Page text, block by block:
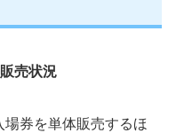
売状況
券を単体販売するほ